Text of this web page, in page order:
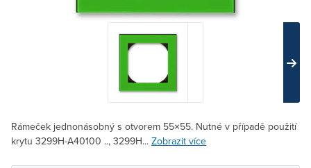
Rámeček jednonásobný s otvorem 55×55. Nutné v případě použití
krytu 3299H-A40100 .., 3299H... Zobrazit více